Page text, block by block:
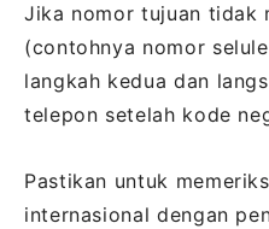
Jika nomor tujuan tidak
(contohnya nomor
langkah kedua dan
telepon setelah kode
Pastikan untuk
internasional dengan